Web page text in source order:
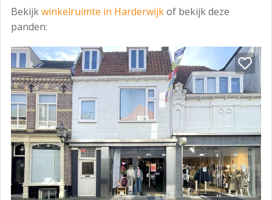
A, geldig tot 21 februari 2029.
AANVAARDING
November 2026
PROJECTWEBSITE
HUURPRIJS
€ 48.000,-- per jaar exclusief omzetbelasting.
HUURTERMIJN
Vijf (05) jaar
VOORTZETTINGSTERMIJN
Bekijkwinkelruimte in Harderwijkof bekijk deze
panden: